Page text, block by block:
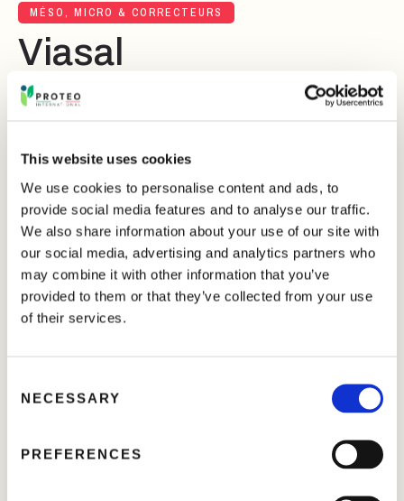
This website uses cookies
We use cookies to personalise content and ads, to
provide social media features and to analyse our traffic.
We also share information about your use of our site with
our social media, advertising and analytics partners who
may combine it with other information that you’ve
provided to them or that they’ve collected from your use
of their services.
NECESSARY
PREFERENCES
MÉSO, MICRO & CORRECTEURS
Viasal
VIASAL
est efficace dans les sols à forte salinité et dans
les conditions salino-sodiques.
dans la formulation à remplacer le Sodium dans le sol,
favorisant ainsi son élimination. Cela améliore la structure
du sol, réduit partiellement le pH et stimule la croissance et
l’activité des racines. De plus, l’application améliore la
pénétration de l’eau et de l’air dans le sol.
Corrige la salinité du sol, en particulier dans les sols
sodiques
Magnésium